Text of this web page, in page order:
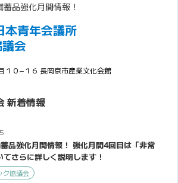
品強化月間情報！
本青年会議所
会
１０−１６ 長岡京市産業文化会館
新着情報
品強化月間情報！ 強化月間4回目は「非常
てさらに詳しく説明します！
ク協議会